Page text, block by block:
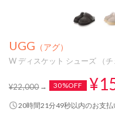
UGG （アグ）
W ディスケット シューズ （チ
¥22,000 30%OFF
20時間21分49秒以内のお支払